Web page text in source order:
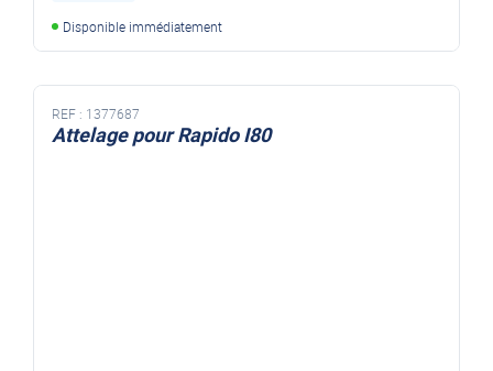
Disponible immédiatement
REF : 1377687
Attelage pour Rapido I80